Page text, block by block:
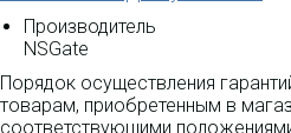
Производитель
NSGate
Порядок осуществления
товарам, приобретенным в
соответствующими